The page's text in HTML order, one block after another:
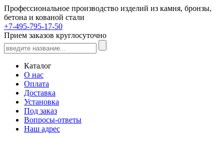
Профессиональное производство изделий из камня, бронзы,
бетона и кованой стали
+7-495-795-17-50
Прием заказов круглосуточно
Каталог
О нас
Оплата
Доставка
Установка
Под заказ
Вопросы-ответы
Наш адрес